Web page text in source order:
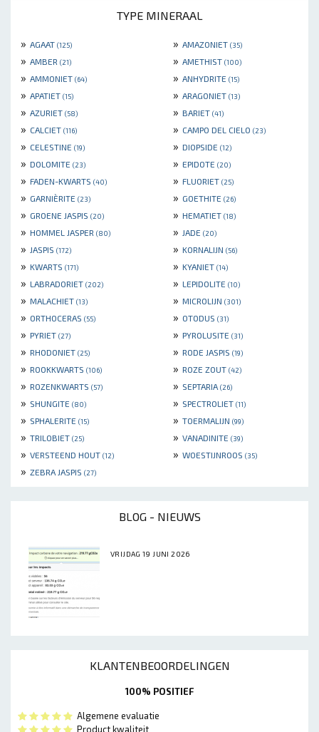
TYPE MINERAAL
» AGAAT (125) » AMAZONIET (35)
» AMBER (21) » AMETHIST (100)
» AMMONIET (64) » ANHYDRITE (15)
» APATIET (15) » ARAGONIET (13)
» AZURIET (58) » BARIET (41)
» CALCIET (116) » CAMPO DEL CIELO (23)
» CELESTINE (19) » DIOPSIDE (12)
» DOLOMITE (23) » EPIDOTE (20)
» FADEN-KWARTS (40) » FLUORIET (25)
» GARNIÈRITE (23) » GOETHITE (26)
» GROENE JASPIS (20) » HEMATIET (18)
» HOMMEL JASPER (80) » JADE (20)
» JASPIS (172) » KORNALIJN (56)
» KWARTS (171) » KYANIET (14)
» LABRADORIET (202) » LEPIDOLITE (10)
» MALACHIET (13) » MICROLIJN (301)
» ORTHOCERAS (55) » OTODUS (31)
» PYRIET (27) » PYROLUSITE (31)
» RHODONIET (25) » RODE JASPIS (19)
» ROOKKWARTS (106) » ROZE ZOUT (42)
» ROZENKWARTS (57) » SEPTARIA (26)
» SHUNGITE (80) » SPECTROLIET (11)
» SPHALERITE (15) » TOERMALIJN (99)
» TRILOBIET (25) » VANADINITE (39)
» VERSTEEND HOUT (12) » WOESTIJNROOS (35)
» ZEBRA JASPIS (27)
BLOG - NIEUWS
VRIJDAG 19 JUNI 2026
KLANTENBEOORDELINGEN
100% POSITIEF
Algemene evaluatie
Product kwaliteit